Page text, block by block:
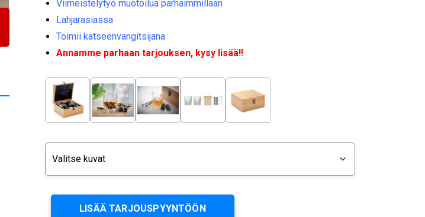
Viimeistelytyö muotoilua parhaimmillaan
Lahjarasiassa
Toimii katseenvangitsijana
Annamme parhaan tarjouksen, kysy lisää!!
LISÄÄ TARJOUSPYYNTÖÖN